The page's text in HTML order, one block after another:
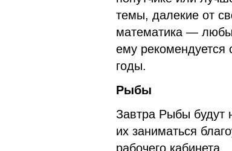
темы, далекие от
математика —
ему рекомендуется
годы.
Рыбы
Завтра Рыбы будут
их заниматься
рабочего